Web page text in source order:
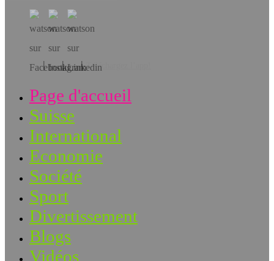
Téléchargez l’app!
Page d'accueil
Suisse
International
Economie
Société
Sport
Divertissement
Blogs
Vidéos